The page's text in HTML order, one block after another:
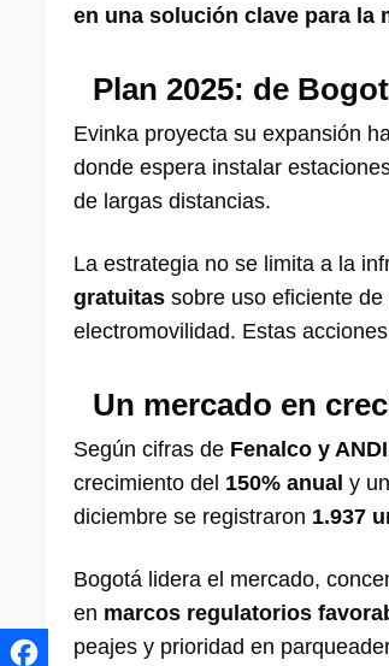
en una solución clave para la
Plan 2025: de
Evinka proyecta su expansión
donde espera instalar
de largas distancias.
La estrategia no se limita a la
gratuitas sobre uso eficiente
electromovilidad. Estas
Un mercado en
Según cifras de Fenalco y ANDI
crecimiento del 150% anual y
diciembre se registraron 1.937
Bogotá lidera el mercado,
en marcos regulatorios
peajes y prioridad en